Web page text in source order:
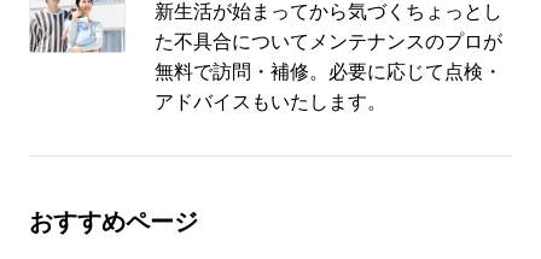
新生活が始まってから気づくちょっとし
た不具合についてメンテナンスのプロが
無料で訪問・補修。必要に応じて点検・
アドバイスもいたします。
おすすめページ